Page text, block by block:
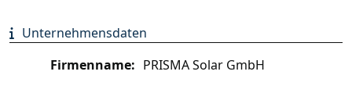
Unternehmensdaten
Firmenname: PRISMA Solar GmbH